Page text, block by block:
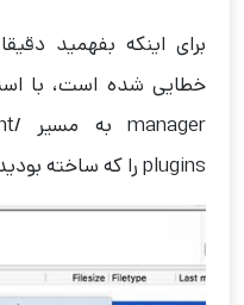
برای اینکه بفهمید
plugins را که ساخته‌ بودید را پاک کنید.